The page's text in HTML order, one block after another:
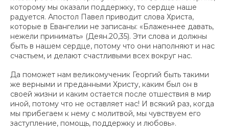
которому мы оказали поддержку, то сердце наше
радуется. Апостол Павел приводит слова Христа,
которые в Евангелии не записаны: «Блаженнее давать,
нежели принимать» (Деян.20,35). Эти слова и должны
быть в нашем сердце, потому что они наполняют и нас
счастьем, и делают счастливыми всех вокруг нас.
Да поможет нам великомученик Георгий быть такими
же верными и преданными Христу, каким был он в
своей жизни и каким остается после отшествия в мир
иной, потому что не оставляет нас! И всякий раз, когда
мы прибегаем к нему с молитвой, мы чувствуем его
заступление, помощь, поддержку и любовь».